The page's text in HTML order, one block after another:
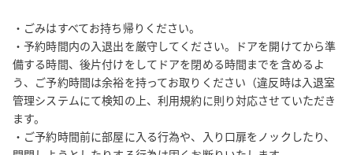
る付帯設備については、ご利用いただけなかった場合のサポート
やご返金はいたしかねますので、予めご了承ください。
・ごみはすべてお持ち帰りください。
・当スペースは特段のご連絡なく、営利利用および撮影利用いた
だけます。
・予約サイトの操作方法、スペースの予約状況、決済（領収書・
請求書・支払）に関する問い合わせは、直接予約サイトまで問い
・ごみはすべてお持ち帰りください。
・予約時間内の入退出を厳守してください。ドアを開けてから準
備する時間、後片付けをしてドアを閉める時間までを含めるよ
う、ご予約時間は余裕を持ってお取りください（違反時は入退室
管理システムにて検知の上、利用規約に則り対応させていただき
ます。
・ご予約時間前に部屋に入る行為や、入り口扉をノックしたり、